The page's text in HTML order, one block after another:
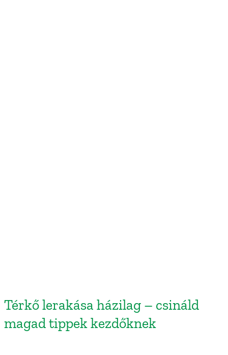
Térkő lerakása házilag – csináld
magad tippek kezdőknek